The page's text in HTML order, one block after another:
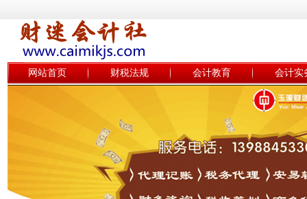
网站首页 财税法规 会计教育 会计实